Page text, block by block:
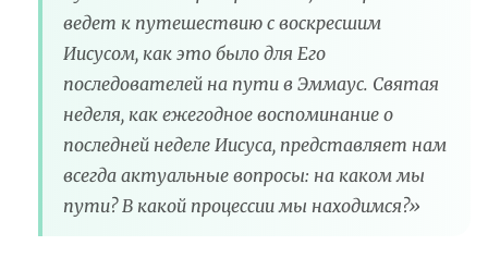
ведет к путешествию с воскресшим
Иисусом, как это было для Его
последователей на пути в Эммаус. Святая
неделя, как ежегодное воспоминание о
последней неделе Иисуса, представляет нам
всегда актуальные вопросы: на каком мы
пути? В какой процессии мы находимся?»